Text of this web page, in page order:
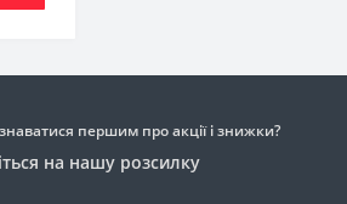
першим про акції і знижки?
на нашу розсилку